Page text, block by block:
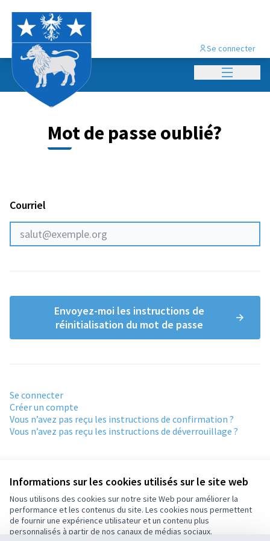
Informations sur les cookies utilisés sur le site web
Nous utilisons des cookies sur notre site Web pour améliorer la
performance et les contenus du site. Les cookies nous permettent
de fournir une expérience utilisateur et un contenu plus
personnalisés à partir de nos canaux de médias sociaux.
Menu
Se connecter
Mot de passe oublié?
Courriel
Envoyez-moi les instructions de
réinitialisation du mot de passe
Se connecter
Créer un compte
Vous n’avez pas reçu les instructions de confirmation ?
Vous n’avez pas reçu les instructions de déverrouillage ?
Conditions d'utilisation
Paramètres des cookies